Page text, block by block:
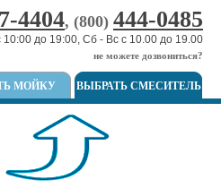
4404, (800) 444-0485
10:00 до 19:00, Сб - Вс с 10.00 до 19.00
не можете дозвониться?
ВЫБРАТЬ СМЕСИТЕЛЬ
МОЙКУ